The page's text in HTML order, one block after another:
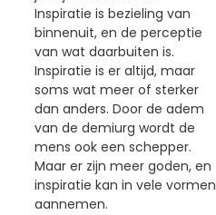
Inspiratie is bezieling van
binnenuit, en de perceptie
van wat daarbuiten is.
Inspiratie is er altijd, maar
soms wat meer of sterker
dan anders. Door de adem
van de demiurg wordt de
mens ook een schepper.
Maar er zijn meer goden, en
inspiratie kan in vele vormen
aannemen.